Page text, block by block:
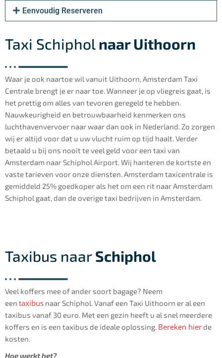
Eenvoudig Reserveren
Taxi Schipholnaar Uithoorn
Waar je ook naartoe wil vanuit Uithoorn, Amsterdam Taxi
Centrale brengt je er naar toe. Wanneer je op vliegreis gaat, is
het prettig om alles van tevoren geregeld te hebben.
Nauwkeurigheid en betrouwbaarheid kenmerken ons
luchthavenvervoer naar waar dan ook in Nederland. Zo zorgen
wij er altijd voor dat u uw vlucht ruim op tijd haalt. Verder
betaald u bij ons nooit te veel geld voor een taxi van
Amsterdam naar Schiphol Airport. Wij hanteren de kortste en
vaste tarieven voor onze diensten. Amsterdam taxicentrale is
gemiddeld 25% goedkoper als het om een rit naar Amsterdam
Schiphol gaat, dan de overige taxi bedrijven in Amsterdam.
Taxibus naarSchiphol
Veel koffers mee of ander soort bagage? Neem
een taxibus naar Schiphol. Vanaf een Taxi Uithoorn er al een
taxibus vanaf 30 euro. Met een gezin heeft u al snel meerdere
koffers en is een taxibus de ideale oplossing. Bereken hier de
kosten.
Hoe werkt het?